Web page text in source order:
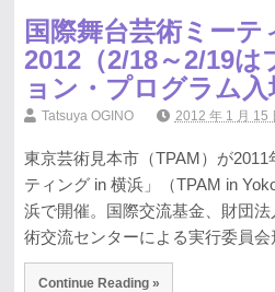
国際舞台芸術ミー
2012（2/18～2/19は
ョン・プログラム入
Tatsuya OGINO 2012 年 1 月 15
東京芸術見本市（TPAM）が
ティング in 横浜」（TPAM in
浜で開催。国際交流基金、財団
術交流センターによる実行委員会
Continue Reading »